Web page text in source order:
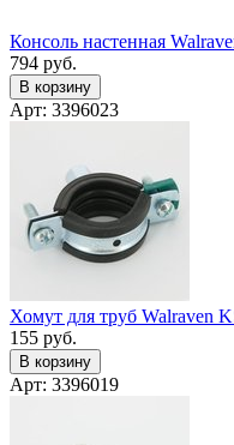
Консоль настенная
794 руб.
В корзину
Арт: 3396023
Хомут для труб Walraven
155 руб.
В корзину
Арт: 3396019